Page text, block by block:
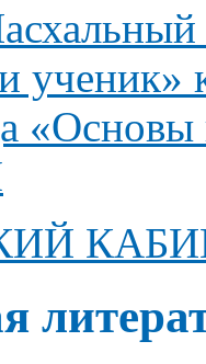
ученик»
«Основы